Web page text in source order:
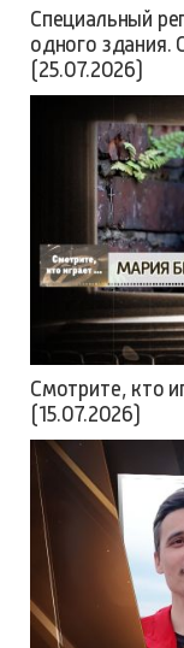
Специальный
одного здания.
(25.07.2026)
Смотрите, кто
(15.07.2026)